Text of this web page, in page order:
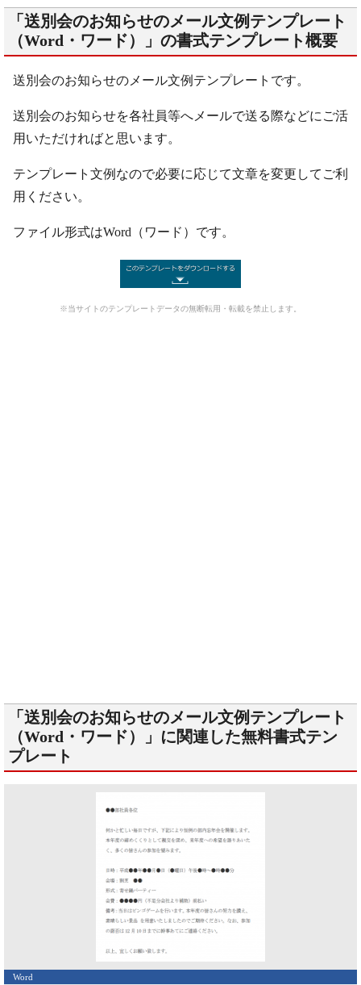
「送別会のお知らせのメール文例テンプレート
（Word・ワード）」の書式テンプレート概要
送別会のお知らせのメール文例テンプレートです。
送別会のお知らせを各社員等へメールで送る際などにご活
用いただければと思います。
テンプレート文例なので必要に応じて文章を変更してご利
用ください。
ファイル形式はWord（ワード）です。
※当サイトのテンプレートデータの無断転用・転載を禁止します。
「送別会のお知らせのメール文例テンプレート
（Word・ワード）」に関連した無料書式テン
プレート
Word